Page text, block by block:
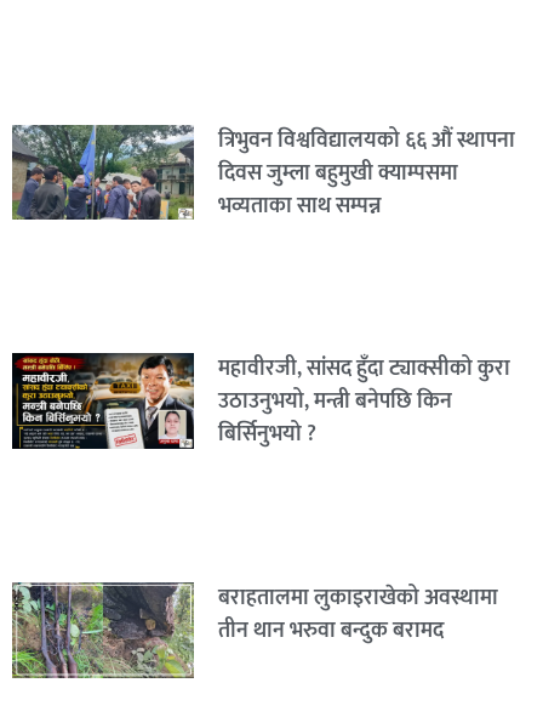
त्रिभुवन विश्वविद्यालयको ६६ औं स्थापना
दिवस जुम्ला बहुमुखी क्याम्पसमा
भव्यताका साथ सम्पन्न
महावीरजी, सांसद हुँदा ट्याक्सीको कुरा
उठाउनुभयो, मन्त्री बनेपछि किन
बिर्सिनुभयो ?
बराहतालमा लुकाइराखेको अवस्थामा
तीन थान भरुवा बन्दुक बरामद